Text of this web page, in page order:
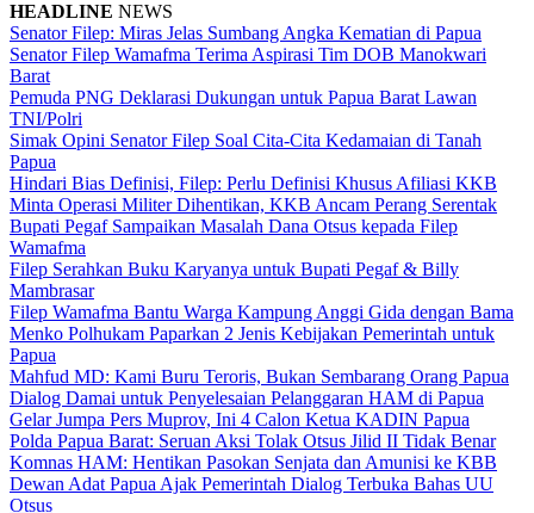
HEADLINE NEWS
Senator Filep: Miras Jelas Sumbang Angka Kematian di Papua
Senator Filep Wamafma Terima Aspirasi Tim DOB Manokwari
Barat
Pemuda PNG Deklarasi Dukungan untuk Papua Barat Lawan
TNI/Polri
Simak Opini Senator Filep Soal Cita-Cita Kedamaian di Tanah
Papua
Hindari Bias Definisi, Filep: Perlu Definisi Khusus Afiliasi KKB
Minta Operasi Militer Dihentikan, KKB Ancam Perang Serentak
Bupati Pegaf Sampaikan Masalah Dana Otsus kepada Filep
Wamafma
Filep Serahkan Buku Karyanya untuk Bupati Pegaf & Billy
Mambrasar
Filep Wamafma Bantu Warga Kampung Anggi Gida dengan Bama
Menko Polhukam Paparkan 2 Jenis Kebijakan Pemerintah untuk
Papua
Mahfud MD: Kami Buru Teroris, Bukan Sembarang Orang Papua
Dialog Damai untuk Penyelesaian Pelanggaran HAM di Papua
Gelar Jumpa Pers Muprov, Ini 4 Calon Ketua KADIN Papua
Polda Papua Barat: Seruan Aksi Tolak Otsus Jilid II Tidak Benar
Komnas HAM: Hentikan Pasokan Senjata dan Amunisi ke KBB
Dewan Adat Papua Ajak Pemerintah Dialog Terbuka Bahas UU
Otsus